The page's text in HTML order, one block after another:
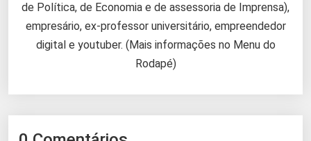
de Política, de Economia e de assessoria de Imprensa),
empresário, ex-professor universitário, empreendedor
digital e youtuber. (Mais informações no Menu do
Rodapé)